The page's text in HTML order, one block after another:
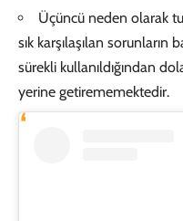
Üçüncü neden olarak
sık karşılaşılan
sürekli kullanıldığından
yerine getirememektedir.